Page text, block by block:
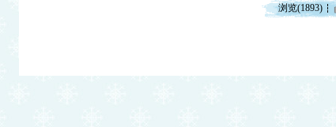
浏览(1893)